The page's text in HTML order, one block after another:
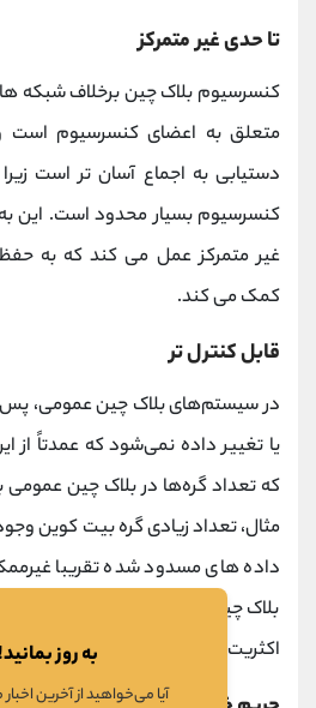
تا حدی غیر متمرکز
کنسرسیوم بلاک چین برخلاف شبکه
متعلق به اعضای کنسرسیوم است
دستیابی به اجماع آسان تر است
کنسرسیوم بسیار محدود است. این
غیر متمرکز عمل می کند که به
کمک می کند.
قابل کنترل تر
در سیستم‌های بلاک چین عمومی، پس
یا تغییر داده نمی‌شود که عمدتاً
که تعداد گره‌ها در بلاک چین عمومی
مثال، تعداد زیادی گره بیت کوین
داده های مسدود شده تقریبا
بلاک چین کنسرسیوم، داده ها را می
اکثریت همه موسسات به اجماع برسند.
به روز بمانید!
آیا می‌خواهید از آخرین